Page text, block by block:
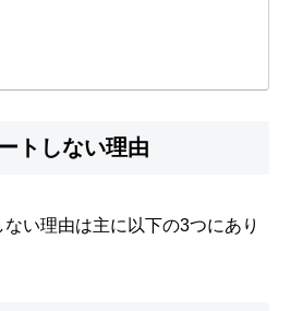
トしない理由
い理由は主に以下の3つにあり